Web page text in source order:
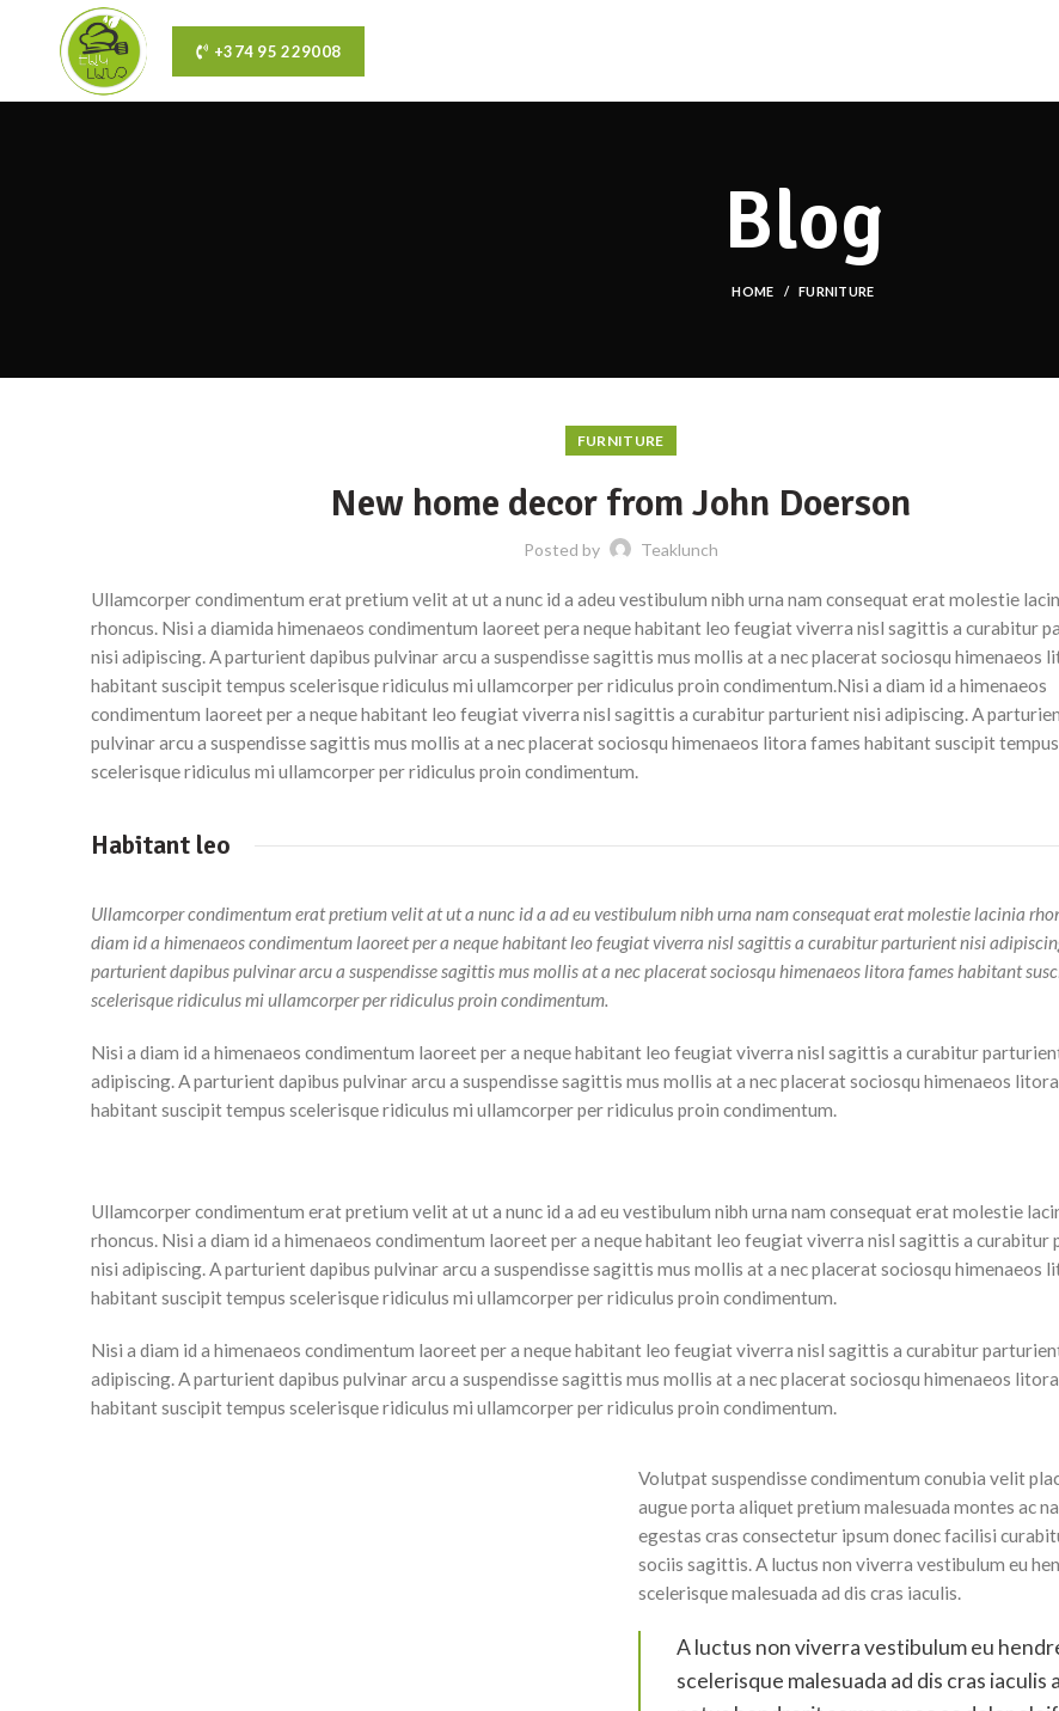
+374 95 229008
Blog
HOME FURNITURE
FURNITURE
New home decor from John Doerson
Posted by Teaklunch
Ullamcorper condimentum erat pretium velit at ut a nunc id a adeu vestibulum nibh urna nam consequat erat molestie
rhoncus. Nisi a diamida himenaeos condimentum laoreet pera neque habitant leo feugiat viverra nisl sagittis a curabitur
nisi adipiscing. A parturient dapibus pulvinar arcu a suspendisse sagittis mus mollis at a nec placerat sociosqu himenaeos
habitant suscipit tempus scelerisque ridiculus mi ullamcorper per ridiculus proin condimentum.Nisi a diam id a himenaeos
condimentum laoreet per a neque habitant leo feugiat viverra nisl sagittis a curabitur parturient nisi adipiscing. A
pulvinar arcu a suspendisse sagittis mus mollis at a nec placerat sociosqu himenaeos litora fames habitant suscipit tempus
scelerisque ridiculus mi ullamcorper per ridiculus proin condimentum.
Habitant leo
Ullamcorper condimentum erat pretium velit at ut a nunc id a ad eu vestibulum nibh urna nam consequat erat molestie lacinia
diam id a himenaeos condimentum laoreet per a neque habitant leo feugiat viverra nisl sagittis a curabitur parturient nisi
parturient dapibus pulvinar arcu a suspendisse sagittis mus mollis at a nec placerat sociosqu himenaeos litora fames habitant
scelerisque ridiculus mi ullamcorper per ridiculus proin condimentum.
Nisi a diam id a himenaeos condimentum laoreet per a neque habitant leo feugiat viverra nisl sagittis a curabitur
adipiscing. A parturient dapibus pulvinar arcu a suspendisse sagittis mus mollis at a nec placerat sociosqu himenaeos
habitant suscipit tempus scelerisque ridiculus mi ullamcorper per ridiculus proin condimentum.
Ullamcorper condimentum erat pretium velit at ut a nunc id a ad eu vestibulum nibh urna nam consequat erat molestie
rhoncus. Nisi a diam id a himenaeos condimentum laoreet per a neque habitant leo feugiat viverra nisl sagittis a curabitur
nisi adipiscing. A parturient dapibus pulvinar arcu a suspendisse sagittis mus mollis at a nec placerat sociosqu himenaeos
habitant suscipit tempus scelerisque ridiculus mi ullamcorper per ridiculus proin condimentum.
Nisi a diam id a himenaeos condimentum laoreet per a neque habitant leo feugiat viverra nisl sagittis a curabitur
adipiscing. A parturient dapibus pulvinar arcu a suspendisse sagittis mus mollis at a nec placerat sociosqu himenaeos
habitant suscipit tempus scelerisque ridiculus mi ullamcorper per ridiculus proin condimentum.
Volutpat suspendisse condimentum conubia velit
augue porta aliquet pretium malesuada montes ac
egestas cras consectetur ipsum donec facilisi
sociis sagittis. A luctus non viverra vestibulum eu
scelerisque malesuada ad dis cras iaculis.
A luctus non viverra vestibulum eu
scelerisque malesuada ad dis cras iaculis